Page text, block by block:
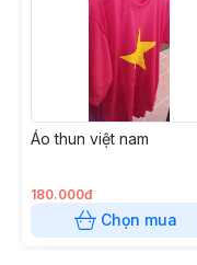
Áo thun việt nam
180.000đ
Chọn mua